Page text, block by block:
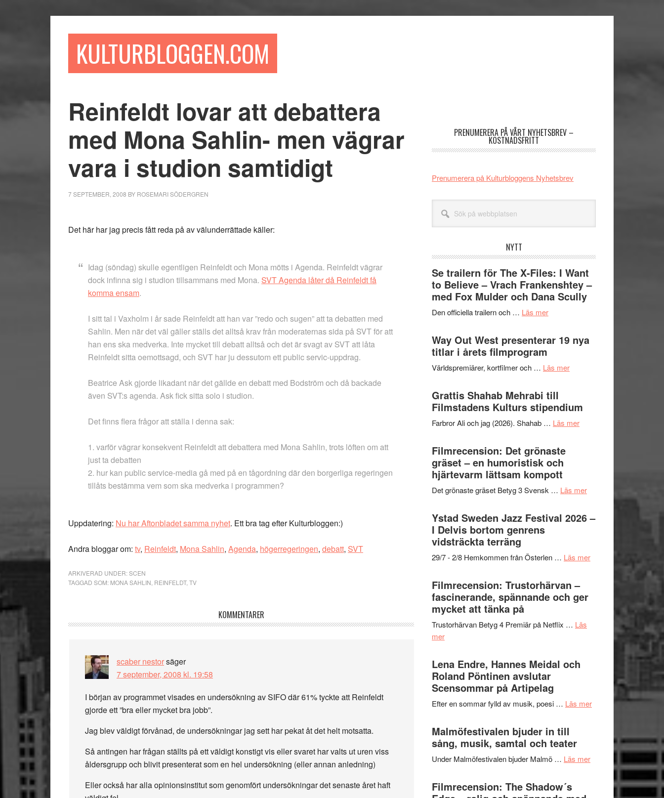
KULTURBLOGGEN.COM
Reinfeldt lovar att debattera
med Mona Sahlin- men vägrar
vara i studion samtidigt
7 SEPTEMBER, 2008 BY ROSEMARI SÖDERGREN
Det här har jag precis fått reda på av välunderrättade käller:
Idag (söndag) skulle egentligen Reinfeldt och Mona mötts i Agenda. Reinfeldt vägrar
dock infinna sig i studion tillsammans med Mona. SVT Agenda låter då Reinfeldt få
komma ensam.
I sitt tal i Vaxholm i år sade Reinfeldt att han var ”redo och sugen” att ta debatten med
Sahlin. Men när det väl gäller ställs det alltså krav från moderaternas sida på SVT för att
han ens ska medverka. Inte mycket till debatt alltså och det är svagt av SVT att låta
Reinfeldt sitta oemottsagd, och SVT har ju dessutom ett public servic-uppdrag.
Beatrice Ask gjorde likadant när det gällde en debatt med Bodström och då backade
även SVT:s agenda. Ask fick sitta solo i studion.
Det finns flera frågor att ställa i denna sak:
1. varför vägrar konsekvent Reinfeldt att debattera med Mona Sahlin, trots löften om att
just ta debatten
2. hur kan public service-media gå med på en tågordning där den borgerliga regeringen
tillåts bestämma vem som ska medverka i programmen?
Uppdatering: Nu har Aftonbladet samma nyhet. Ett bra tag efter Kulturbloggen:)
Andra bloggar om: tv, Reinfeldt, Mona Sahlin, Agenda, högerregeringen, debatt, SVT
ARKIVERAD UNDER:SCEN
TAGGAD SOM: MONA SAHLIN REINFELDT, TV
KOMMENTARER
scaber nestorsäger
7 september, 2008 kl. 19:58
I början av programmet visades en undersökning av SIFO där 61% tyckte att Reinfeldt
gjorde ett ”bra eller mycket bra jobb”.
Jag blev väldigt förvånad, de undersökningar jag sett har pekat åt det helt motsatta.
Så antingen har frågan ställts på ett väldigt konstigt vis eller svaret har valts ut uren viss
åldersgrupp och blivit presenterat som en hel undersökning (eller annan anledning)
Eller också har alla opinionsinstitut som genomfört undersökningar det senaste året haft
PRENUMERERA PÅ VÅRT NYHETSBREV –
KOSTNADSFRITT
Prenumerera på Kulturbloggens Nyhetsbrev
webbplatsen
NYTT
Se trailern för The X-Files: I Want
to Believe – Vrach Frankenshtey –
med Fox Mulder och Dana Scully
Den officiella trailern och … Läs merom
trailern
för
X-
I
Want
to
Believe
Vrach
Frankenshtey
–
med
Mulder
och
Way Out West presenterar 19 nya
titlar i årets filmprogram
Världspremiärer, kortfilmer och … Läs merom
presenterar
19
Grattis Shahab Mehrabi till
Filmstadens Kulturs stipendium
Farbror Ali och jag (2026). Shahab … Läs merom
Kulturs
Filmrecension: Det grönaste
gräset – en humoristisk och
hjärtevarm lättsam kompott
Det grönaste gräset Betyg 3 Svensk … Läs merom
Filmrecension:
en
hjärtevarm
Ystad Sweden Jazz Festival 2026 –
I Delvis bortom genrens
vidsträckta terräng
29/7 - 2/8 Hemkommen från Österlen … Läs merom
vidsträckta
Filmrecension: Trustorhärvan –
fascinerande, spännande och ger
mycket att tänka på
Trustorhärvan Betyg 4 Premiär på Netflix … Läs
merom
Trustorhärvan
–
fascinerande,
spännande
och
mycket
att
tänka
Lena Endre, Hannes Meidal och
Roland Pöntinen avslutar
Scensommar på Artipelag
Efter en sommar fylld av musik, poesi … Läs merom
Hannes
Roland
Pöntinen
Malmöfestivalen bjuder in till
sång, musik, samtal och teater
Under Malmöfestivalen bjuder Malmö … Läs merom
Malmöfestivalen
Filmrecension: The Shadow´s